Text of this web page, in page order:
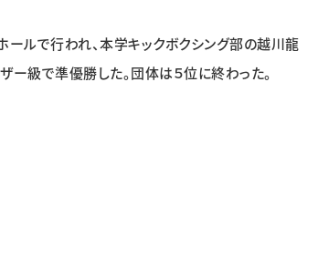
ルで行われ、本学キックボクシング部の越川龍
ー級で準優勝した。団体は５位に終わった。